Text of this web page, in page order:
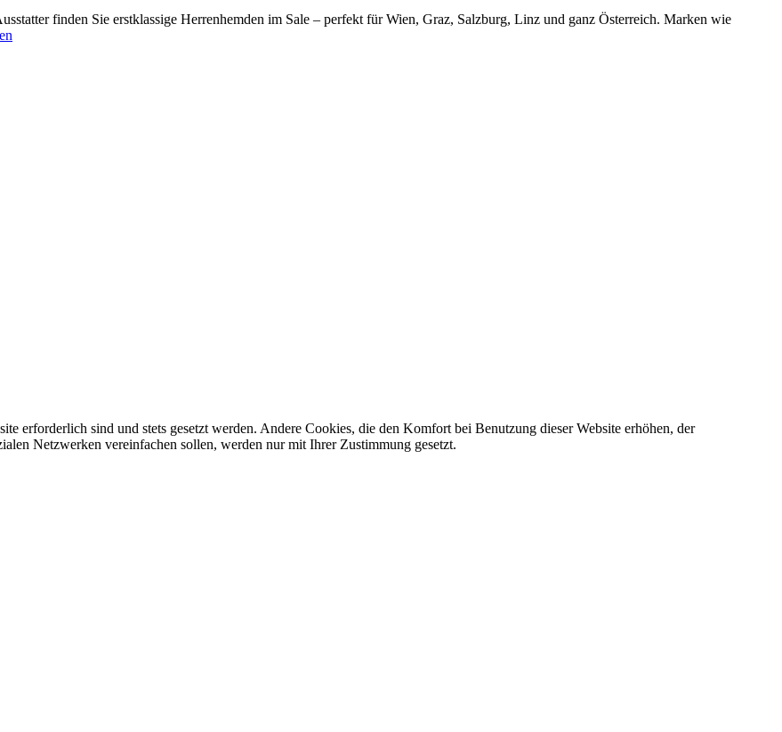
finden Sie erstklassige Herrenhemden im Sale – perfekt für Wien, Graz, Salzburg, Linz und ganz Österreich. Marken wie
erforderlich sind und stets gesetzt werden. Andere Cookies, die den Komfort bei Benutzung dieser Website erhöhen, der
Netzwerken vereinfachen sollen, werden nur mit Ihrer Zustimmung gesetzt.